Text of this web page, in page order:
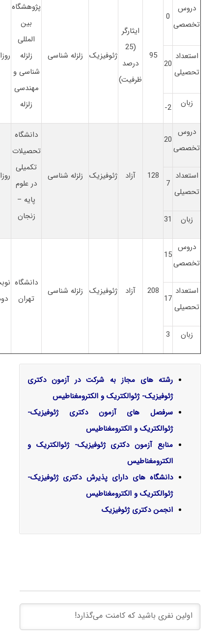
دروس
تخصصی
0
95
ایثارگر
(25
درصد
ظرفیت)
ژئوفیزیک زلزله شناسی
پژوهشگاه
بین
المللی
زلزله
شناسی و
مهندسی
زلزله
استعداد
تحصیلی
20
زبان 2-
دروس
تخصصی
20
128 آزاد ژئوفیزیک زلزله شناسی
دانشگاه
تحصیلات
تکمیلی
در علوم
پایه –
زنجان
استعداد
تحصیلی
7
زبان 31
دروس
تخصصی
15
208 آزاد ژئوفیزیک زلزله شناسی
دانشگاه
تهران
استعداد
تحصیلی
17
زبان 3
رشته های مجاز به شرکت در آزمون دکتری
ژئوفیزیک- ژئوالکتریک و الکترومغناطیس
سرفصل‌ های آزمون دکتری ژئوفیزیک-
ژئوالکتریک و الکترومغناطیس
منابع آزمون دکتری ژئوفیزیک- ژئوالکتریک و
الکترومغناطیس
دانشگاه های دارای پذیرش دکتری ژئوفیزیک-
ژئوالکتریک و الکترومغناطیس
انجمن دکتری ژئوفیزیک